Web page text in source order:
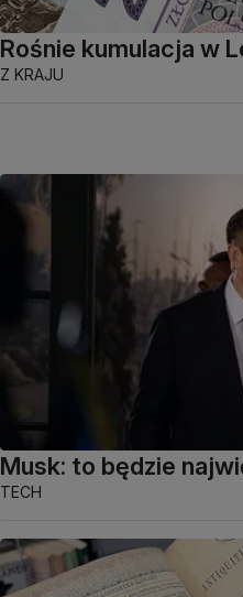
Rośnie kumulacja w
Z KRAJU
Musk: to będzie
TECH